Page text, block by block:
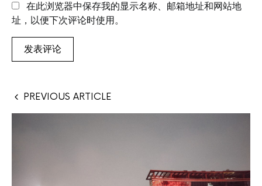
在此浏览器中保存我的显示名称、邮箱地址和网站地
址，以便下次评论时使用。
PREVIOUS ARTICLE